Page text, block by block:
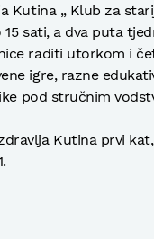
„ Klub za
sati, a dva puta
raditi utorkom i
igre, razne
pod stručnim
Kutina prvi